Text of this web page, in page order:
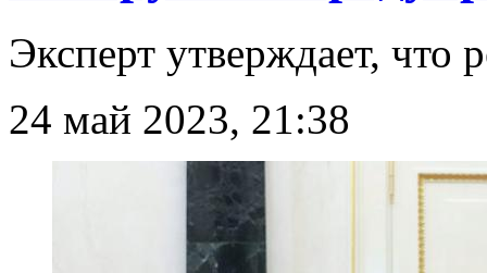
Эксперт утверждает, что
24 май 2023, 21:38